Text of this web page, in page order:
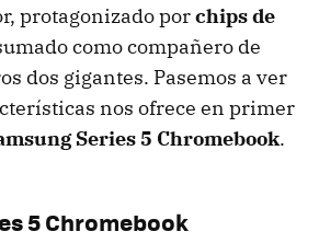
protagonizado porchips de
como compañero de
dos gigantes. Pasemos a ver
nos ofrece en primer
Series 5 Chromebook.
5 Chromebook